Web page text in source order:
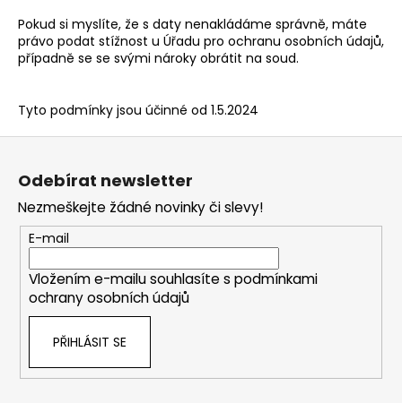
Pokud si myslíte, že s daty nenakládáme správně, máte
právo podat stížnost u Úřadu pro ochranu osobních údajů,
případně se se svými nároky obrátit na soud.
Tyto podmínky jsou účinné od 1.5.2024
Z
Odebírat newsletter
Nezmeškejte žádné novinky či slevy!
E-mail
Vložením e-mailu souhlasíte s podmínkami
ochrany osobních údajů
PŘIHLÁSIT SE